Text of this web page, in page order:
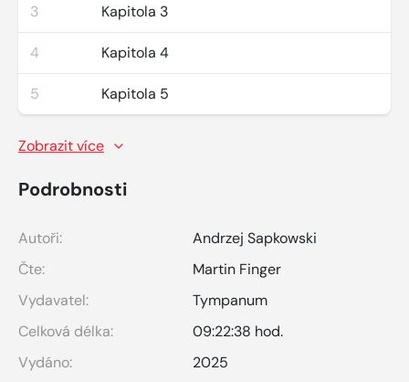
3 Kapitola 3
4 Kapitola 4
5 Kapitola 5
Zobrazit více
Podrobnosti
Autoři:
Andrzej Sapkowski
Čte:
Martin Finger
Vydavatel:
Tympanum
Celková délka:
09:22:38 hod.
Vydáno:
2025